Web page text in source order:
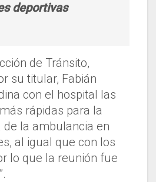
deportivas
de Tránsito,
su titular, Fabián
con el hospital las
rápidas para la
de la ambulancia en
al igual que con los
lo que la reunión fue